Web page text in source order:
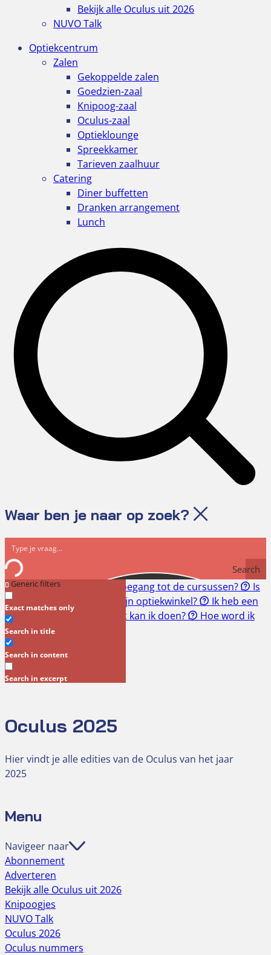
Bekijk alle Oculus uit 2026
NUVO Talk
Optiekcentrum
Zalen
Gekoppelde zalen
Goedzien-zaal
Knipoog-zaal
Oculus-zaal
Optieklounge
Spreekkamer
Tarieven zaalhuur
Catering
Diner buffetten
Dranken arrangement
Lunch
Waar ben je naar op zoek?
Search
Generic filters
Exact matches only
Search in title
Search in content
Search in excerpt
Snel naar: Hoe krijg ik toegang tot de cursussen?
Is
een RI&E verplicht voor mijn optiekwinkel?
Ik heb een
geschil met mijn klant. Wat kan ik doen?
Hoe word ik
lid?
Oculus 2025
Oculus 2025
Hier vindt je alle edities van de Oculus van het jaar
2025
Menu
Navigeer naar
Abonnement
Adverteren
Bekijk alle Oculus uit 2026
Knipoogjes
NUVO Talk
Oculus 2026
Oculus nummers